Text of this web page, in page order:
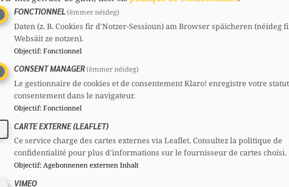
Comités
CSVSection :Président
CSGComité national :Membre
FONCTIONNEL(ëmmer néideg)
Daten (z. B. Cookies fir d'Notzer-Sessioun) am Browser späicheren (néideg
Websäit ze notzen).
Objectif: Fonctionnel
CONSENT MANAGER(ëmmer néideg)
Le gestionnaire de cookies et de consentement Klaro! enregistre votre
consentement dans le navigateur.
Objectif: Fonctionnel
CARTE EXTERNE (LEAFLET)
Ce service charge des cartes externes via Leaflet. Consultez la politique de
confidentialité pour plus d'informations sur le fournisseur de cartes choisi.
Objectif: Agebonnenen externen Inhalt
VIMEO